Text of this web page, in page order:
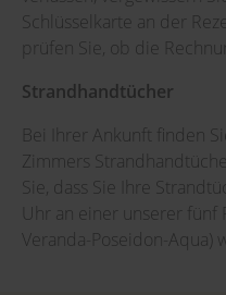
Schlüsselkarte an der
prüfen Sie, ob die
Strandhandtücher
Bei Ihrer Ankunft finden
Zimmers
Sie, dass Sie Ihre
Uhr an einer unserer fünf
Veranda-Poseidon-Aqua)